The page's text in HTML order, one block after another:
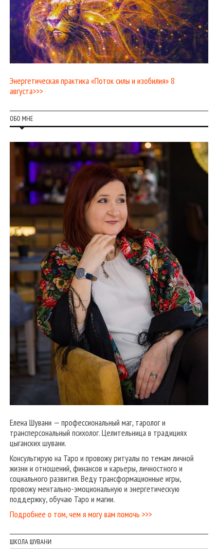
Энергетическая практика «Поток силы и изобилия» 8
августа>>>
ОБО МНЕ
Елена Шувани — профессиональный маг, таролог и
трансперсональный психолог. Целительница в традициях
цыганских шувани.
Консультирую на Таро и провожу ритуалы по темам личной
жизни и отношений, финансов и карьеры, личностного и
социального развития. Веду трансформационные игры,
провожу ментально-эмоциональную и энергетическую
поддержку, обучаю Таро и магии.
Подробнее о том, чем я могу вам помочь >>>
ШКОЛА ШУВАНИ